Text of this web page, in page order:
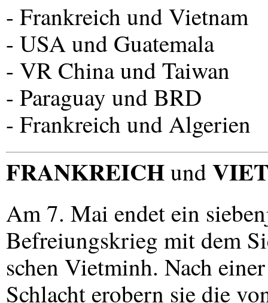
- Frankreich und Vietnam
- USAund Guatemala
- VR China und Taiwan
- Paraguay undBRD
- Frankreich und Algerien
FRANKREICHund
Am 7. Mai endet ein
Befreiungskrieg mit dem
schen Vietminh. Nach
Schlacht erobern sie die